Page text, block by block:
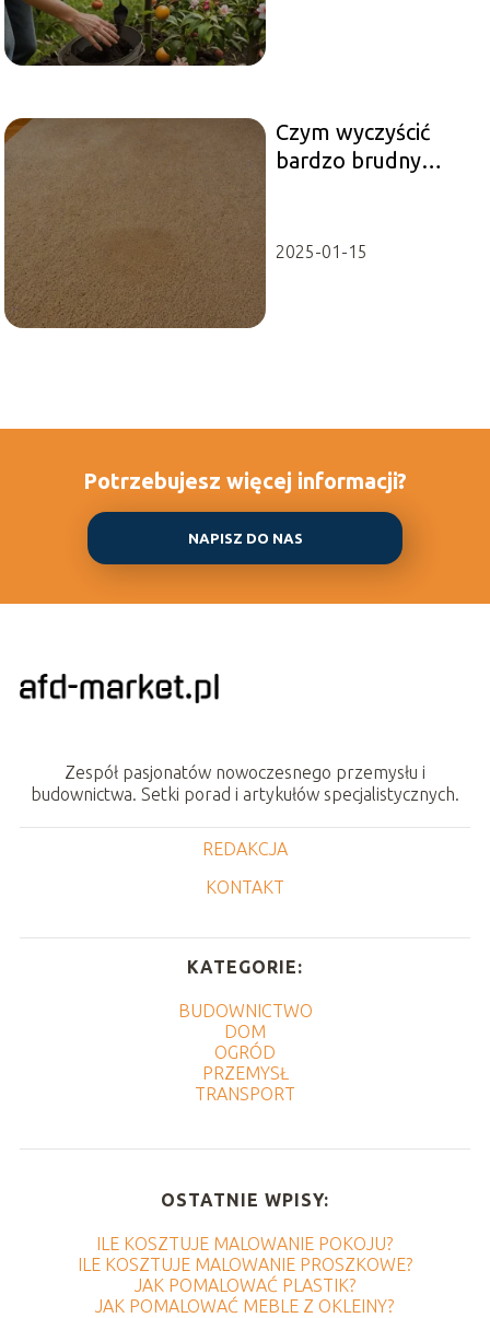
Czym wyczyścić
bardzo brudny
2025-01-15
Potrzebujesz więcej informacji?
NAPISZ DO NAS
Zespół pasjonatów nowoczesnego przemysłu i
budownictwa. Setki porad i artykułów specjalistycznych.
REDAKCJA
KONTAKT
KATEGORIE:
BUDOWNICTWO
DOM
OGRÓD
PRZEMYSŁ
TRANSPORT
OSTATNIE WPISY:
ILE KOSZTUJE MALOWANIE POKOJU?
ILE KOSZTUJE MALOWANIE PROSZKOWE?
JAK POMALOWAĆ PLASTIK?
JAK POMALOWAĆ MEBLE Z OKLEINY?